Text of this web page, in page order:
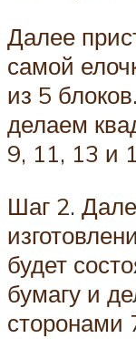
Далее
самой
из 5
делаем
9, 11, 13 и
Шаг 2.
будет
бумагу и
сторонами